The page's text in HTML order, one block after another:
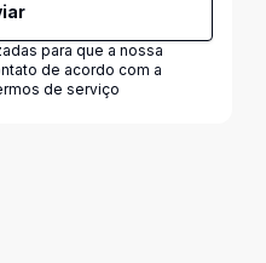
para que a nossa
de acordo com a
de serviço